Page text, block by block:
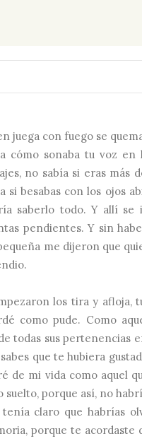
juega con fuego se
cómo sonaba tu voz en
no sabía si eras más
si besabas con los ojos
saberlo todo. Y allí se
pendientes. Y sin
me dijeron que
los tira y afloja,
como pude. Como
todas sus pertenencias
que te hubiera
de mi vida como aquel
suelto, porque así, no
tenía claro que habrías
porque te